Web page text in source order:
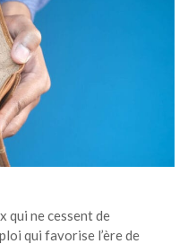
qui ne cessent de
qui favorise l’ère de